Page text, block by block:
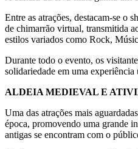
Entre as atrações, destacam-se o
de chimarrão virtual, transmitida
estilos variados como Rock,
Durante todo o evento, os
solidariedade em uma experiência
ALDEIA MEDIEVAL E
Uma das atrações mais
época, promovendo uma grande
antigas se encontram com o